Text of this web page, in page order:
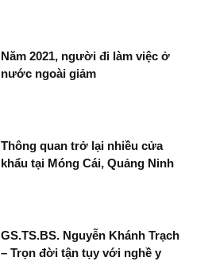
Năm 2021, người đi làm việc ở
nước ngoài giảm
Thông quan trở lại nhiều cửa
khẩu tại Móng Cái, Quảng Ninh
GS.TS.BS. Nguyễn Khánh Trạch
– Trọn đời tận tụy với nghề y